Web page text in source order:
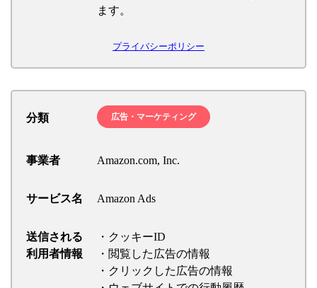
ます。
プライバシーポリシー
分類 広告・マーケティング
事業者 Amazon.com, Inc.
サービス名 Amazon Ads
送信される
利用者情報
・クッキーID
・閲覧した広告の情報
・クリックした広告の情報